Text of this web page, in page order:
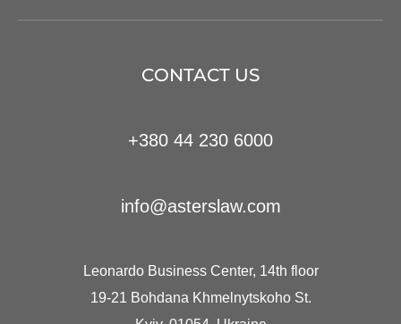
CONTACT US
+380 44 230 6000
info@asterslaw.com
Leonardo Business Center, 14th floor
19-21 Bohdana Khmelnytskoho St.